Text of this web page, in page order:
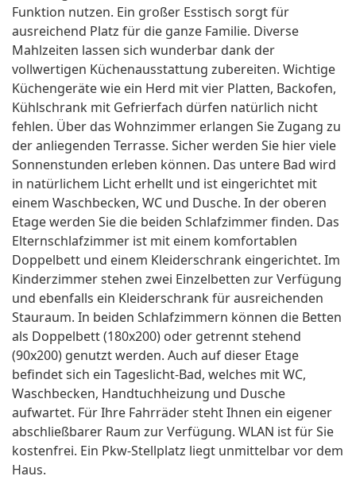
Funktion nutzen. Ein großer Esstisch sorgt für
ausreichend Platz für die ganze Familie. Diverse
Mahlzeiten lassen sich wunderbar dank der
vollwertigen Küchenausstattung zubereiten. Wichtige
Küchengeräte wie ein Herd mit vier Platten, Backofen,
Kühlschrank mit Gefrierfach dürfen natürlich nicht
fehlen. Über das Wohnzimmer erlangen Sie Zugang zu
der anliegenden Terrasse. Sicher werden Sie hier viele
Sonnenstunden erleben können. Das untere Bad wird
in natürlichem Licht erhellt und ist eingerichtet mit
einem Waschbecken, WC und Dusche. In der oberen
Etage werden Sie die beiden Schlafzimmer finden. Das
Elternschlafzimmer ist mit einem komfortablen
Doppelbett und einem Kleiderschrank eingerichtet. Im
Kinderzimmer stehen zwei Einzelbetten zur Verfügung
und ebenfalls ein Kleiderschrank für ausreichenden
Stauraum. In beiden Schlafzimmern können die Betten
als Doppelbett (180x200) oder getrennt stehend
(90x200) genutzt werden. Auch auf dieser Etage
befindet sich ein Tageslicht-Bad, welches mit WC,
Waschbecken, Handtuchheizung und Dusche
aufwartet. Für Ihre Fahrräder steht Ihnen ein eigener
abschließbarer Raum zur Verfügung. WLAN ist für Sie
kostenfrei. Ein Pkw-Stellplatz liegt unmittelbar vor dem
Haus.